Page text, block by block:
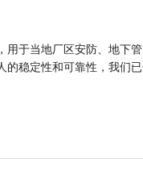
于当地厂区安防、地下
稳定性和可靠性，我们已